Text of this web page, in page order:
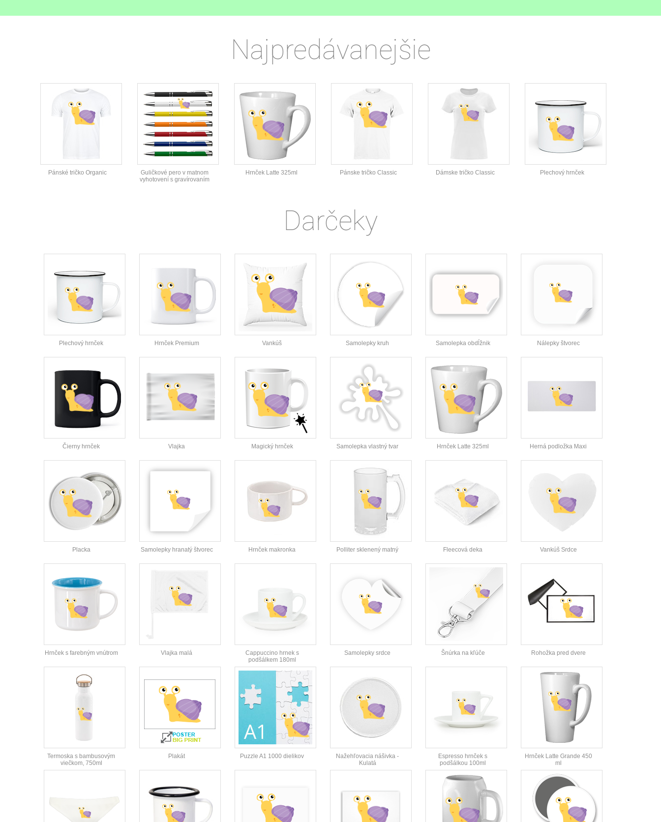
Najpredávanejšie
Pánské tričko Organic
Guličkové pero v matnom
vyhotovení s gravírovaním
Hrnček Latte 325ml Pánske tričko Classic Dámske tričko Classic Plechový hrnček
Darčeky
Plechový hrnček Hrnček Premium Vankúš Samolepky kruh Samolepka obdĺžnik Nálepky štvorec
Čierny hrnček Vlajka Magický hrnček Samolepka vlastný tvar Hrnček Latte 325ml Herná podložka Maxi
Placka Samolepky hranatý štvorec Hrnček makronka Polliter sklenený matný Fleecová deka Vankúš Srdce
Hrnček s farebným vnútrom Vlajka malá
Cappuccino hrnek s
podšálkem 180ml
Samolepky srdce Šnúrka na kľúče Rohožka pred dvere
Termoska s bambusovým
viečkom, 750ml
Plakát Puzzle A1 1000 dielikov
Nažehľovacia nášivka -
Kulatá
Espresso hrnček s
podšálkou 100ml
Hrnček Latte Grande 450
ml